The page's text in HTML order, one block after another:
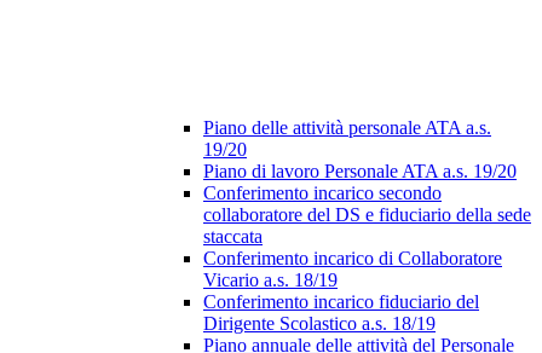
Piano delle attività personale ATA a.s.
19/20
Piano di lavoro Personale ATA a.s. 19/20
Conferimento incarico secondo
collaboratore del DS e fiduciario della sede
staccata
Conferimento incarico di Collaboratore
Vicario a.s. 18/19
Conferimento incarico fiduciario del
Dirigente Scolastico a.s. 18/19
Piano annuale delle attività del Personale